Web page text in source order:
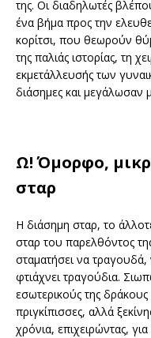
της. Οι διαδηλωτές
ένα βήμα προς την
κορίτσι, που θεωρούν
της παλιάς ιστορίας, τη
εκμετάλλευσής των
διάσημες και μεγάλωσαν
Ω! Όμορφο,
σταρ
Η διάσημη σταρ, το
σταρ του παρελθόντος
σταματήσει να τραγουδά,
φτιάχνει τραγούδια.
εσωτερικούς της
πριγκίπισσες, αλλά
χρόνια, επιχειρώντας,